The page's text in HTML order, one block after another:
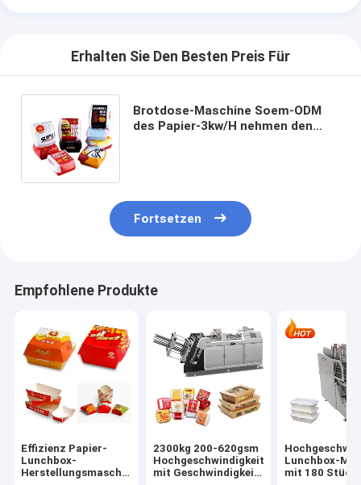
Erhalten Sie Den Besten Preis Für
Brotdose-Maschine Soem-ODM
des Papier-3kw/H nehmen den
Fortsetzen
Empfohlene Produkte
Effizienz Papier-
Lunchbox-
Herstellungsmaschine
2300kg 200-620gsm
Hochgeschwindigkeit
mit Geschwindigkeit
Lunchbox-
mit 180